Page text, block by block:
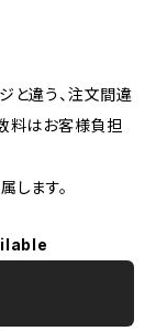
と違う、注文間違
料はお客様負担
します。